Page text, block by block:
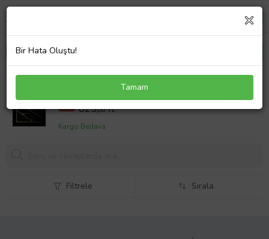
Eliana Home Baskılı, Yıkanabilir Kaymaz Taban
Salon Halısı LNA0292-SD715 100x150 cm (Siyah)
%23 1072,5 TL
825,00 TL
Kargo Bedava
Filtrele Sırala
Bir Hata Oluştu!
Tamam